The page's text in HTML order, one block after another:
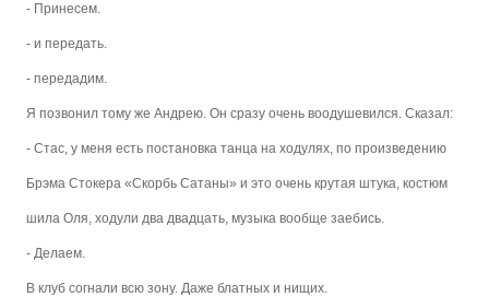
- Принесем.
- и передать.
- передадим.
Я позвонил тому же Андрею. Он сразу очень воодушевился. Сказал:
- Стас, у меня есть постановка танца на ходулях, по произведению
Брэма Стокера «Скорбь Сатаны» и это очень крутая штука, костюм
шила Оля, ходули два двадцать, музыка вообще заебись.
- Делаем.
В клуб согнали всю зону. Даже блатных и нищих.